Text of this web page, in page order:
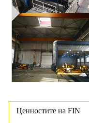
Ценностите на FIN